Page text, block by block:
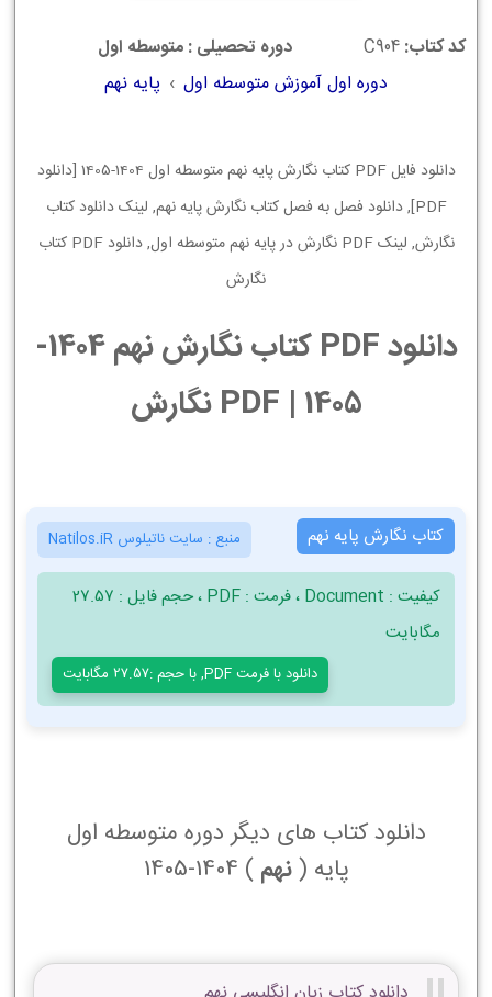
کد کتاب:C904
دوره تحصیلی : متوسطه اول
دوره اول آموزش متوسطه اول › پایه نهم
دانلود فایل PDF کتاب نگارش پایه نهم متوسطه اول 1404-1405 [دانلود
PDF], دانلود فصل به فصل کتاب نگارش پایه نهم, لینک دانلود کتاب
نگارش, لینک PDF نگارش در پایه نهم متوسطه اول, دانلود PDF کتاب
نگارش
دانلود PDF کتاب نگارش نهم 1404-
1405 | PDF نگارش
کتاب نگارش پایه نهم منبع : سایت ناتیلوس Natilos.iR
کیفیت : Document ، فرمت : PDF ، حجم فایل : 27.57
مگابایت
دانلود با فرمت PDF, با حجم :27.57 مگابایت
دانلود کتاب های دیگر دوره متوسطه اول
پایه (نهم ) 1404-1405